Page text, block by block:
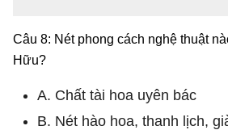
Câu 8: Nét phong cách nghệ thuật
Hữu?
A. Chất tài hoa uyên bác
B. Nét hào hoa, thanh lịch,